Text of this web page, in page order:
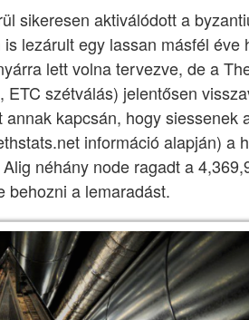
sikeresen aktiválódott a
lezárult egy lassan másfél éve
lett volna tervezve, de a
szétválás) jelentősen
kapcsán, hogy siessenek
információ alapján) a
néhány node ragadt a
behozni a lemaradást.